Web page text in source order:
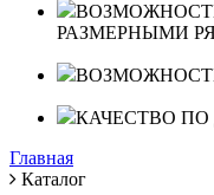
РАЗМЕРНЫМИ
КАЧЕСТВО
Главная
Каталог